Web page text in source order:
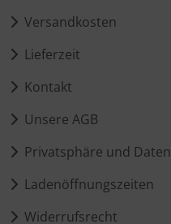
Versandkosten
Lieferzeit
Kontakt
Unsere AGB
Privatsphäre und
Ladenöffnungszeiten
Widerrufsrecht